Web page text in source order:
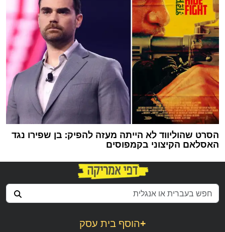
הסרט שהוליווד לא הייתה מעזה להפיק: בן שפירו נגד
האסלאם הקיצוני בקמפוסים
הוסף בית עסק+